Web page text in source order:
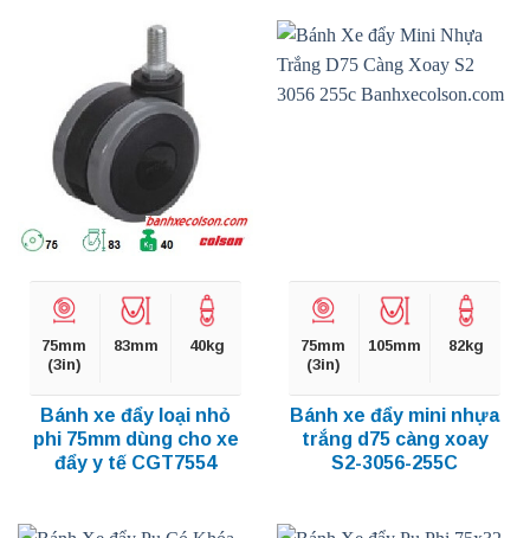
75mm
(3in)
83mm 40kg
Bánh xe đẩy loại nhỏ
phi 75mm dùng cho xe
đẩy y tế CGT7554
75mm
(3in)
105mm 82kg
Bánh xe đẩy mini nhựa
trắng d75 càng xoay
S2-3056-255C